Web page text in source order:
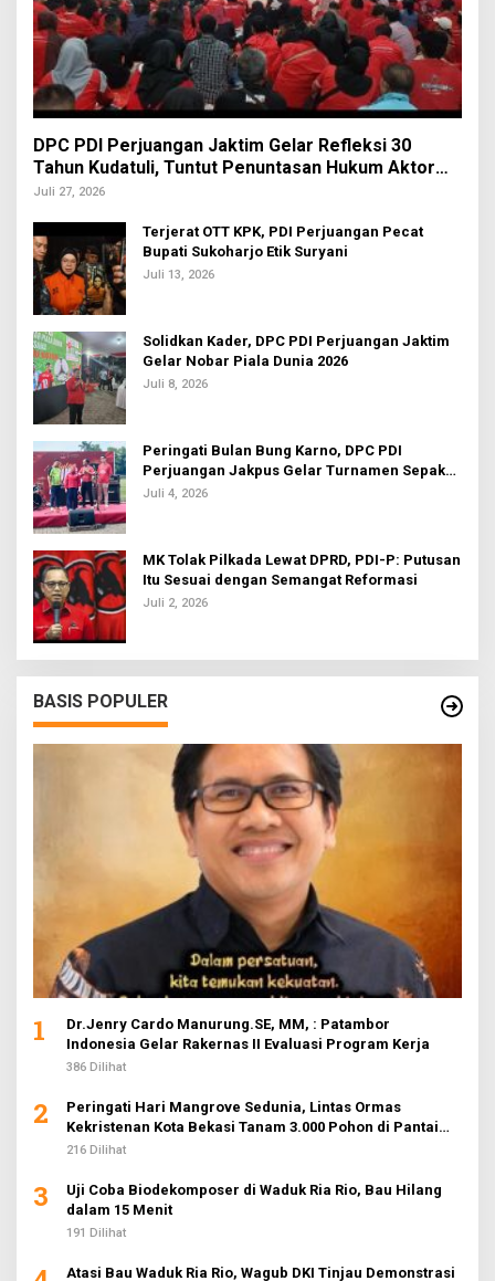
DPC PDI Perjuangan Jaktim Gelar Refleksi 30
Tahun Kudatuli, Tuntut Penuntasan Hukum Aktor
Intelektual
Juli 27, 2026
Terjerat OTT KPK, PDI Perjuangan Pecat
Bupati Sukoharjo Etik Suryani
Juli 13, 2026
Solidkan Kader, DPC PDI Perjuangan Jaktim
Gelar Nobar Piala Dunia 2026
Juli 8, 2026
Peringati Bulan Bung Karno, DPC PDI
Perjuangan Jakpus Gelar Turnamen Sepak
Bola U-20
Juli 4, 2026
MK Tolak Pilkada Lewat DPRD, PDI-P: Putusan
Itu Sesuai dengan Semangat Reformasi
Juli 2, 2026
BASIS POPULER
1
Dr.Jenry Cardo Manurung.SE, MM, : Patambor
Indonesia Gelar Rakernas II Evaluasi Program Kerja
386 Dilihat
2
Peringati Hari Mangrove Sedunia, Lintas Ormas
Kekristenan Kota Bekasi Tanam 3.000 Pohon di Pantai
Sederhana
216 Dilihat
3
Uji Coba Biodekomposer di Waduk Ria Rio, Bau Hilang
dalam 15 Menit
191 Dilihat
Atasi Bau Waduk Ria Rio, Wagub DKI Tinjau Demonstrasi